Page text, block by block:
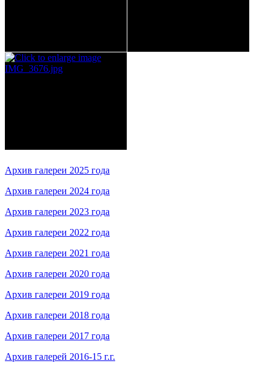
Архив галереи 2025 года
Архив галереи 2024 года
Архив галереи 2023 года
Архив галереи 2022 года
Архив галереи 2021 года
Архив галереи 2020 года
Архив галереи 2019 года
Архив галереи 2018 года
Архив галереи 2017 года
Архив галерей 2016-15 г.г.